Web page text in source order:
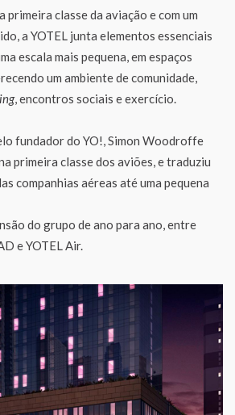
primeira classe da aviação e com um
a YOTEL junta elementos essenciais
escala mais pequena, em espaços
um ambiente de comunidade,
, encontros sociais e exercício.
fundador do YO!, Simon Woodroffe
primeira classe dos aviões, e traduziu
companhias aéreas até uma pequena
do grupo de ano para ano, entre
e YOTEL Air.